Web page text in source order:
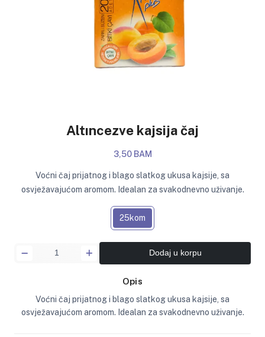
Altıncezve kajsija čaj
3,50 BAM
Voćni čaj prijatnog i blago slatkog ukusa kajsije, sa
osvježavajućom aromom. Idealan za svakodnevno uživanje.
25kom
Dodaj u korpu
Opis
Voćni čaj prijatnog i blago slatkog ukusa kajsije, sa
osvježavajućom aromom. Idealan za svakodnevno uživanje.